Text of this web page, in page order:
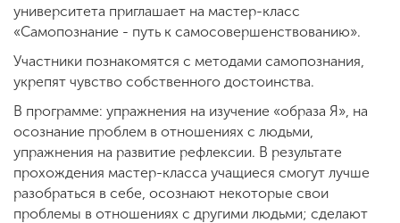
университета приглашает на мастер-класс
«Самопознание - путь к самосовершенствованию».
Участники познакомятся с методами самопознания,
укрепят чувство собственного достоинства.
В программе: упражнения на изучение «образа Я», на
осознание проблем в отношениях с людьми,
упражнения на развитие рефлексии. В результате
прохождения мастер-класса учащиеся смогут лучше
разобраться в себе, осознают некоторые свои
проблемы в отношениях с другими людьми; сделают